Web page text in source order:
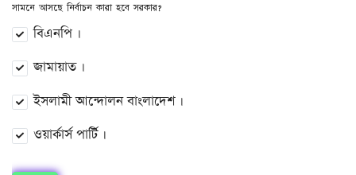
সামনে আসছে নির্বাচন কারা হবে সরকার?
বিএনপি ।
জামায়াত ।
ইসলামী আন্দোলন বাংলাদেশ ।
ওয়ার্কার্স পার্টি ।